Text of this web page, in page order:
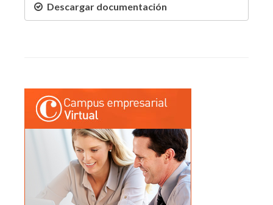
Descargar documentación